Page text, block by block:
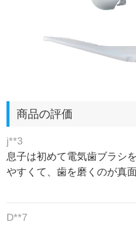
商品の評価
j**3
息子は初めて電気歯ブラシ
やすくて、歯を磨くのが真面
D**7